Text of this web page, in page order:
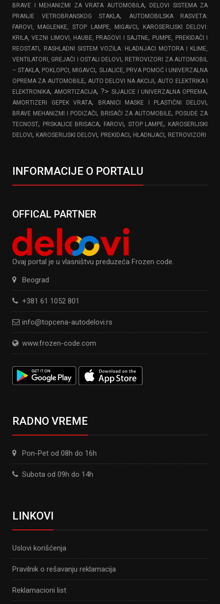
BRAVE I MEHANIZMI ZA VRATA AUTOMOBILA,
DELOVI SISTEMA ZA
PRANJE VETROBRANSKOG STAKLA,
AUTOMOBILSKA RASVETA:
FAROVI, MAGLENKE, STOP LAMPE, MIGAVCI ,
KAROSERIJSKI DELOVI:
KRILA, VEZNI LIMOVI, HAUBE, PRAGOVI I SAJTNE, PUMPE, PREKIDAČI I
REOSTATI ,
RASHLADNI SISTEM VOZILA: HLADNJACI MOTORA I KLIME,
VENTILATORI, GREJAČI I OSTALI DELOVI, RETROVIZORI ZA AUTOMOBIL
– STAKLA, POKLOPCI, MIGAVCI, SIJALICE, PRVA POMOĆ I UNIVERZALNA
OPREMA ZA AUTOMOBILE,AUTO DELOVI NA AKCIJI,AUTO ELEKTRIKA I
ELEKTRONIKA,AMORTIZACIJA, ?> SIJALICE I UNIVERZALNA OPREMA,
AMORTIZERI GEPEK VRATA, BRANICI MASKE I PLASTIČNI DELOVI,
BRAVE MEHANIZMI I PODIZAČI , BRISAČI ZA AUTOMOBILE, POSUDE ZA
TECNOST, PRSKALICE BRISACA, FAROVI, STOP LAMPE,
KAROSERIJSKI
DELOVI , KAROSERIJSKI DELOVI , PREKIDACI , HLADNJACI , RETROVIZORI
INFORMACIJE O PORTALU
OFFICAL PARTNER
Ovaj portal je u vlasništvu preduzeća Frozen code.
Beograd
+381 61 1052 801
info@topcena-autodelovi.rs
www.frozen-code.com
RADNO VREME
Pon-Pet od 08h do 16h
Subota od 09h do 14h
LINKOVI
Uslovi korišćenja
Pravilnik o rešavanju reklamacija
Reklamacioni list